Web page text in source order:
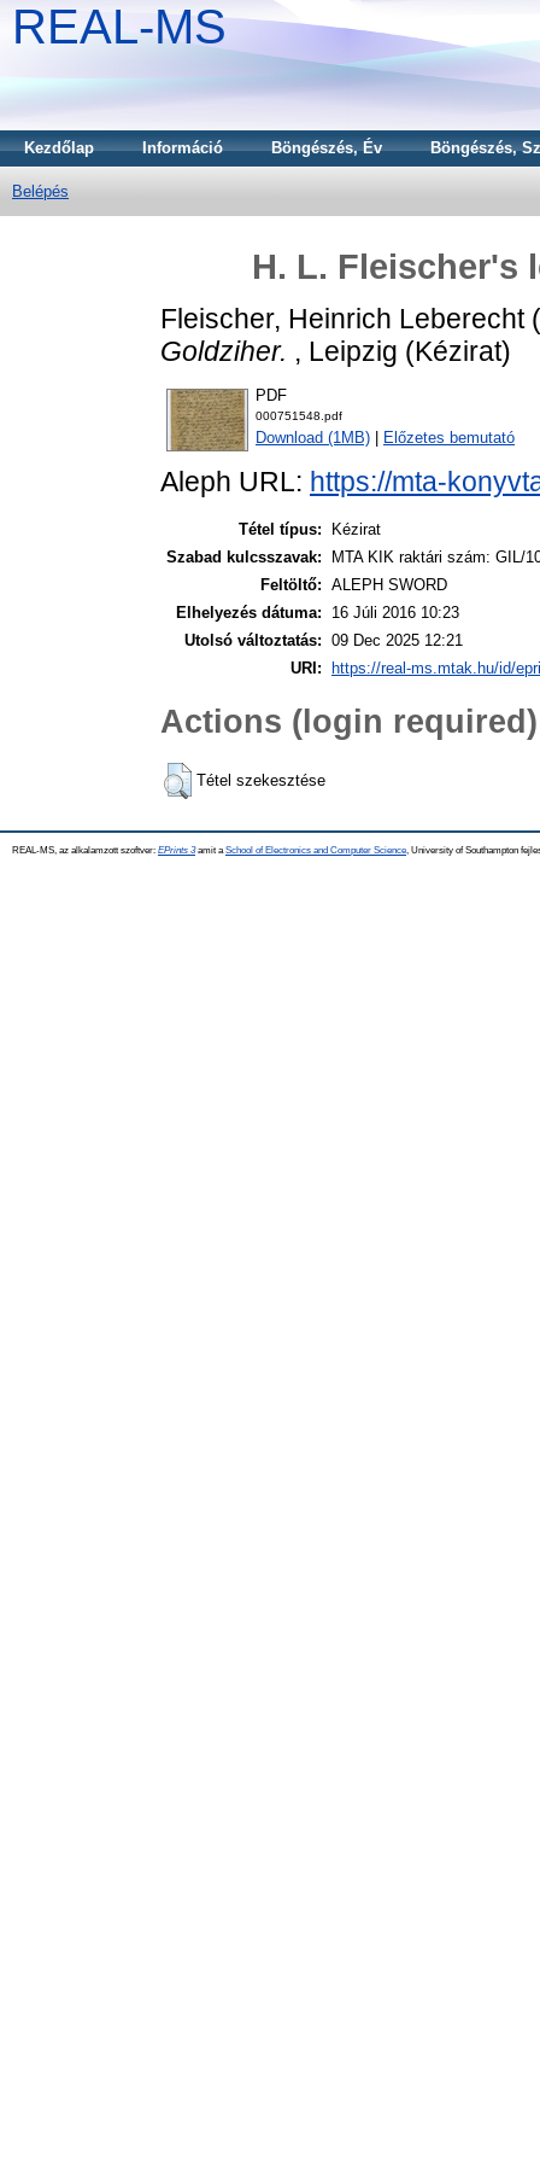
REAL-MS
Kezdőlap Információ Böngészés, Év Böngészés,
Belépés
H. L. Fleischer's
Fleischer, Heinrich Leberecht
Goldziher. , Leipzig (Kézirat)
PDF
000751548.pdf
Download (1MB) Előzetes bemutató
Aleph URL: https://mta-
Tétel típus:
Kézirat
Szabad kulcsszavak:
MTA KIK raktári szám: GIL/
Feltöltő: ALEPH SWORD
Elhelyezés dátuma:
16 Júli 2016 10:23
Utolsó változtatás: 09 Dec 2025 12:21
URI:
https://real-ms.mtak.hu/id/
Actions (login required)
Tétel szekesztése
REAL-MS, az alkalamzott szoftver: EPrints 3amit a School of Electronics and Computer Science , University of Southampton